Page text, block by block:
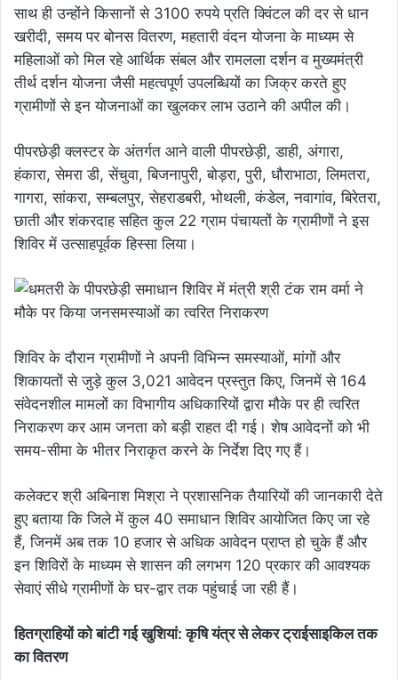
साथ ही उन्होंने किसानों से 3100 रुपये प्रति क्विंटल की दर से धान
खरीदी, समय पर बोनस वितरण, महतारी वंदन योजना के माध्यम से
महिलाओं को मिल रहे आर्थिक संबल और रामलला दर्शन व मुख्यमंत्री
तीर्थ दर्शन योजना जैसी महत्वपूर्ण उपलब्धियों का जिक्र करते हुए
ग्रामीणों से इन योजनाओं का खुलकर लाभ उठाने की अपील की।
पीपरछेड़ी क्लस्टर के अंतर्गत आने वाली पीपरछेड़ी, डाही, अंगारा,
हंकारा, सेमरा डी, सेंचुवा, बिजनापुरी, बोड़रा, पुरी, धौराभाठा, लिमतरा,
गागरा, सांकरा, सम्बलपुर, सेहराडबरी, भोथली, कंडेल, नवागांव, बिरेतरा,
छाती और शंकरदाह सहित कुल 22 ग्राम पंचायतों के ग्रामीणों ने इस
शिविर में उत्साहपूर्वक हिस्सा लिया।
शिविर के दौरान ग्रामीणों ने अपनी विभिन्न समस्याओं, मांगों और
शिकायतों से जुड़े कुल 3,021 आवेदन प्रस्तुत किए, जिनमें से 164
संवेदनशील मामलों का विभागीय अधिकारियों द्वारा मौके पर ही त्वरित
निराकरण कर आम जनता को बड़ी राहत दी गई। शेष आवेदनों को भी
समय-सीमा के भीतर निराकृत करने के निर्देश दिए गए हैं।
कलेक्टर श्री अबिनाश मिश्रा ने प्रशासनिक तैयारियों की जानकारी देते
हुए बताया कि जिले में कुल 40 समाधान शिविर आयोजित किए जा रहे
हैं, जिनमें अब तक 10 हजार से अधिक आवेदन प्राप्त हो चुके हैं और
इन शिविरों के माध्यम से शासन की लगभग 120 प्रकार की आवश्यक
सेवाएं सीधे ग्रामीणों के घर-द्वार तक पहुंचाई जा रही हैं।
हितग्राहियों को बांटी गई खुशियां: कृषि यंत्र से लेकर ट्राईसाइकिल तक
का वितरण